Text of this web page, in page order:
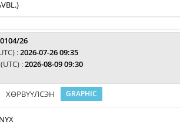
26
:2026-07-26 09:35
:2026-08-09 09:30
ХӨРВҮҮЛСЭН GRAPHIC